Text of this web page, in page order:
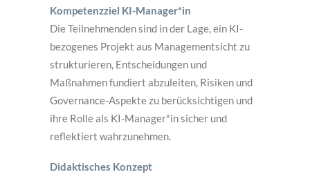
Kompetenzziel KI-Manager*in
Die Teilnehmenden sind in der Lage, ein KI-
bezogenes Projekt aus Managementsicht zu
strukturieren, Entscheidungen und
Maßnahmen fundiert abzuleiten, Risiken und
Governance-Aspekte zu berücksichtigen und
ihre Rolle als KI-Manager*in sicher und
reflektiert wahrzunehmen.
Didaktisches Konzept